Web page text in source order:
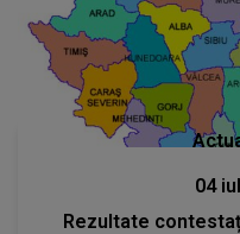
04
Rezultate